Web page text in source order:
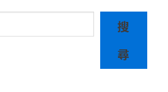
搜
尋